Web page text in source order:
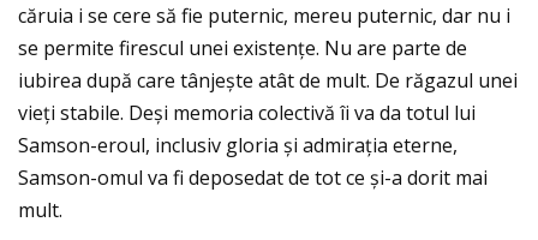
căruia i se cere să fie puternic, mereu puternic, dar nu i
se permite firescul unei existenţe. Nu are parte de
iubirea după care tânjește atât de mult. De răgazul unei
vieţi stabile. Deși memoria colectivă îi va da totul lui
Samson-eroul, inclusiv gloria și admiraţia eterne,
Samson-omul va fi deposedat de tot ce și-a dorit mai
mult.